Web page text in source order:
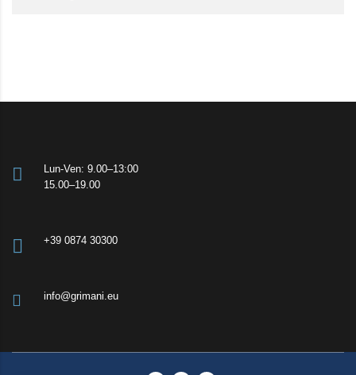
Lun-Ven: 9.00–13:00
15.00–19.00
+39 0874 30300
info@grimani.eu